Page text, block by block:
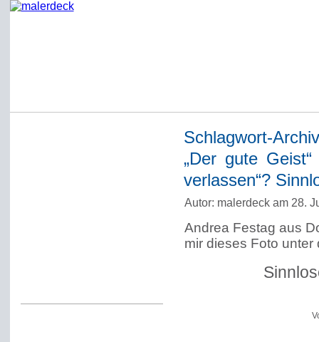
Schlagwort-
„Der gute
verlassen“?
Autor: malerdeck am 28.
Andrea Festag aus
mir dieses Foto unter